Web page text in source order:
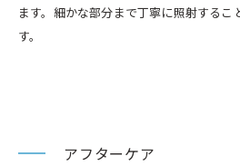
ます。細かな部分まで丁寧に照射するこ
す。
アフターケア